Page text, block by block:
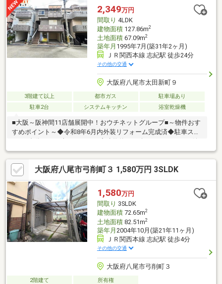
場企業】です。不動産購入や住宅ローンについては、ハウスフリ
ーダムにお任せ下さい。（ご来店の際は、店舗前に大型駐車場を
完備しております！）
2,349万円
間取り 4LDK
建物面積127.86m2
土地面積67.09m2
築年月 1995年7月(築31年2ヶ月)
ＪＲ関西本線 志紀駅 徒歩24分
その他の交通
大阪府八尾市太田新町９
3階建て以上 都市ガス
駐車場あり
駐車2台
システムキッチン 浴室乾燥機
■大阪～阪神間11店舗展開中！おウチネットグループ■～物件おす
すめポイント～◆令和8年6月内外装リフォーム完成済◆駐車スペ
しい4LDK◆二面バルコニーで陽当たり・通風良好◆スーパー「イ
ズミヤ」まで徒歩8分！毎日のお買い物もラクラク♪◆外環状線へ
のアクセスも良好♪◆周辺は平坦地が多く、自転車での移動もス
ムーズです◎リフォーム内容◎・システムキッチン新調・ユニッ
トバス新調・洗面化粧台新調・トイレ新調・和室を洋室へ間取り
変更・クロス・CF貼替・建具・給湯器交換・ハウスクリーニング
実施
大阪府八尾市弓削町３ 1,580万円 3SLDK
1,580万円
間取り 3SLDK
建物面積72.65m2
土地面積82.51m2
築年月 2004年10月(築21年11ヶ月)
ＪＲ関西本線 志紀駅 徒歩4分
その他の交通
大阪府八尾市弓削町３
2階建て 所有権